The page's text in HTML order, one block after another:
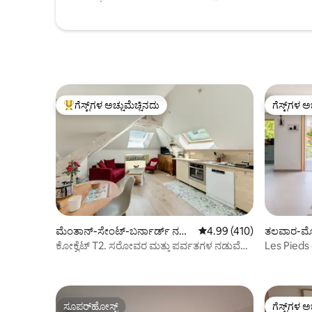
ಗೆಸ್ಟ್‌ಗಳಿಗೆ ಅತಿ ಹೆಚ್ಚು ಅಚ್ಚುಮೆಚ್ಚಿನದು
ಗೆಸ್ಟ್‌ಗಳ ಅಚ್ಚುಮೆಚ್ಚಿನದು
ಮೆಂತಾನ್-ಸೇಂಟ್-ಬರ್ನಾರ್ಡ್ ನಲ್ಲಿ
ಕಾಂಡೋ
5 ರಲ್ಲಿ 4.99 ಸರಾಸರಿ
4.99 (410)
ಕೋಕ್ವೆಟ್ T2. ಸರೋವರ ಮತ್ತು ಪರ್ವತಗಳ ನಡುವೆ
ಗೆಸ್ಟ್‌ಗಳ
ಗೆಸ್ಟ್‌ಗಳ
ತಲವಾರ-
Les
ಸೂಪರ್‌ಹೋಸ್ಟ್ ಗೆಸ್ಟ್‌ಗಳ